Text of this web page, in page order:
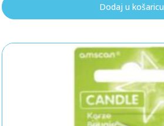
Dodaj u košaricu